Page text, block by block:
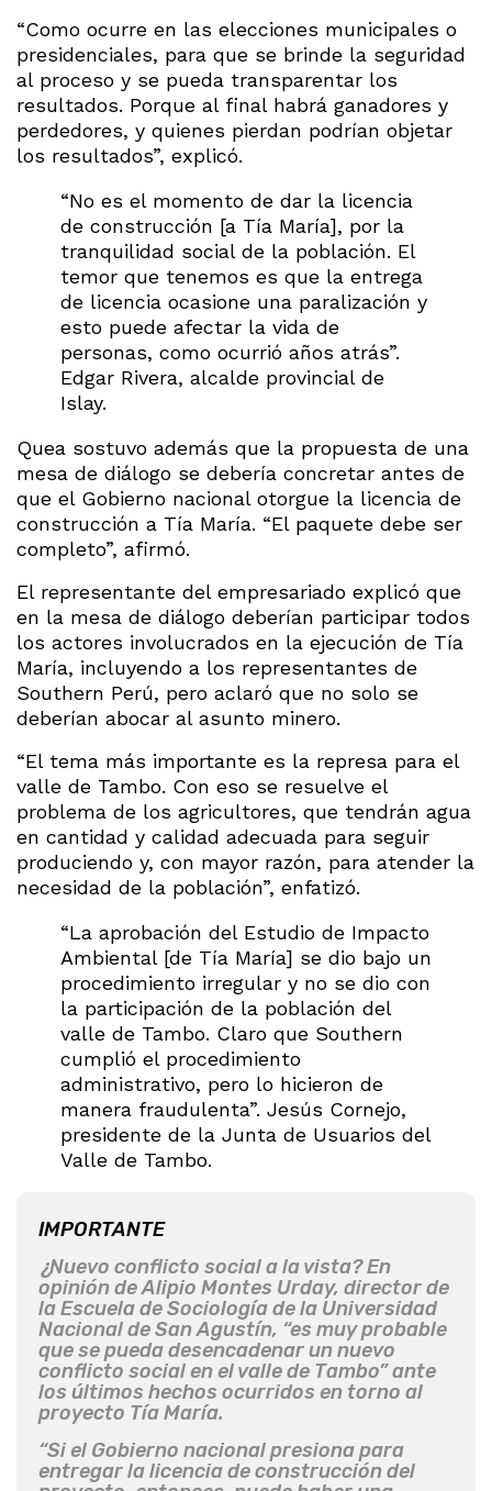
“Como ocurre en las elecciones municipales o
presidenciales, para que se brinde la seguridad
al proceso y se pueda transparentar los
resultados. Porque al final habrá ganadores y
perdedores, y quienes pierdan podrían objetar
los resultados”, explicó.
“No es el momento de dar la licencia
de construcción [a Tía María], por la
tranquilidad social de la población. El
temor que tenemos es que la entrega
de licencia ocasione una paralización y
esto puede afectar la vida de
personas, como ocurrió años atrás”.
Edgar Rivera, alcalde provincial de
Islay.
Quea sostuvo además que la propuesta de una
mesa de diálogo se debería concretar antes de
que el Gobierno nacional otorgue la licencia de
construcción a Tía María. “El paquete debe ser
completo”, afirmó.
El representante del empresariado explicó que
en la mesa de diálogo deberían participar todos
los actores involucrados en la ejecución de Tía
María, incluyendo a los representantes de
Southern Perú, pero aclaró que no solo se
deberían abocar al asunto minero.
“El tema más importante es la represa para el
valle de Tambo. Con eso se resuelve el
problema de los agricultores, que tendrán agua
en cantidad y calidad adecuada para seguir
produciendo y, con mayor razón, para atender la
necesidad de la población”, enfatizó.
“La aprobación del Estudio de Impacto
Ambiental [de Tía María] se dio bajo un
procedimiento irregular y no se dio con
la participación de la población del
valle de Tambo. Claro que Southern
cumplió el procedimiento
administrativo, pero lo hicieron de
manera fraudulenta”. Jesús Cornejo,
presidente de la Junta de Usuarios del
Valle de Tambo.
IMPORTANTE
¿Nuevo conflicto social a la vista? En
opinión de Alipio Montes Urday, director de
la Escuela de Sociología de la Universidad
Nacional de San Agustín, “es muy probable
que se pueda desencadenar un nuevo
conflicto social en el valle de Tambo” ante
los últimos hechos ocurridos en torno al
proyecto Tía María.
“Si el Gobierno nacional presiona para
entregar la licencia de construcción del